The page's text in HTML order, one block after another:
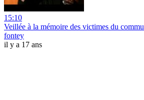
15:10
Veillée à la mémoire des victimes du
fontey
il y a 17 ans